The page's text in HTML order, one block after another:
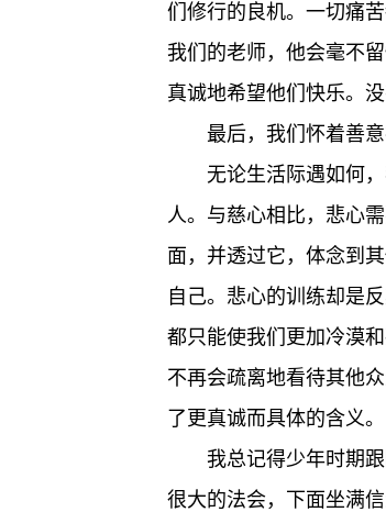
们修行的良机。一切痛
我们的老师，他会毫不
真诚地希望他们快乐。
最后，我们怀着善
无论生活际遇如何
人。与慈心相比，悲心
面，并透过它，体念到
自己。悲心的训练却是
都只能使我们更加冷漠
不再会疏离地看待其他
了更真诚而具体的含义。
我总记得少年时期
很大的法会，下面坐满